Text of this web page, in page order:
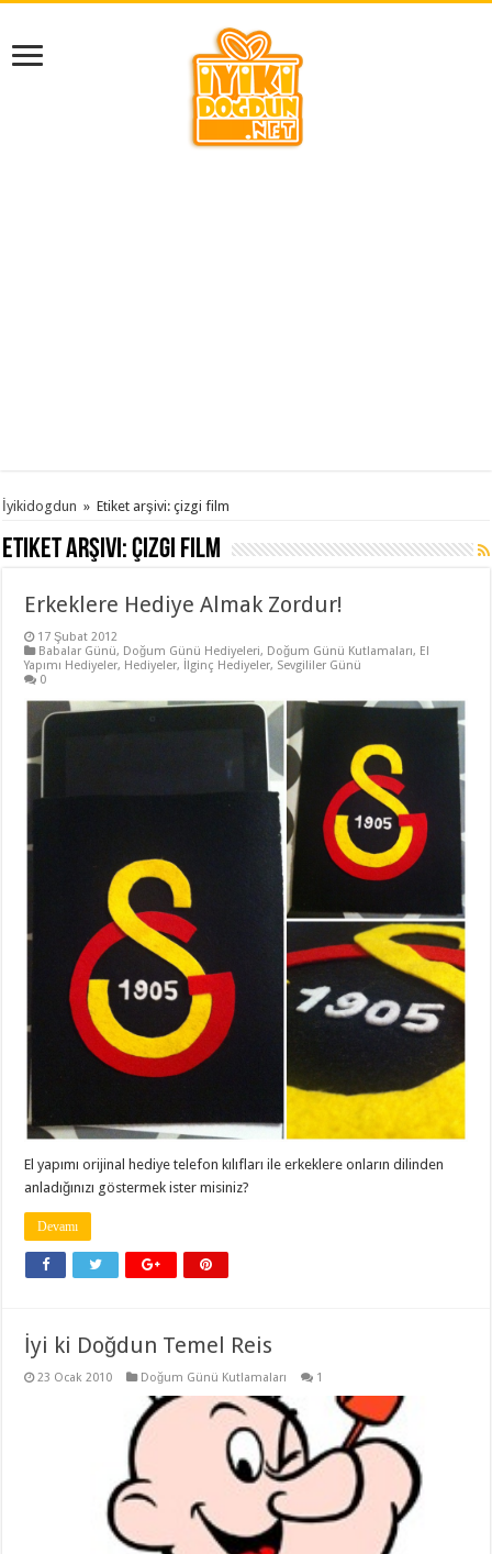
İyikidogdun » Etiket arşivi: çizgi film
Etiket arşivi:çizgi film
Erkeklere Hediye Almak Zordur!
17 Şubat 2012
Babalar Günü, Doğum Günü Hediyeleri, Doğum Günü Kutlamaları, El
Yapımı Hediyeler, Hediyeler, İlginç Hediyeler, Sevgililer Günü
0
El yapımı orijinal hediye telefon kılıfları ile erkeklere onların dilinden
anladığınızı göstermek ister misiniz?
Devamı
İyi ki Doğdun Temel Reis
23 Ocak 2010 Doğum Günü Kutlamaları 1